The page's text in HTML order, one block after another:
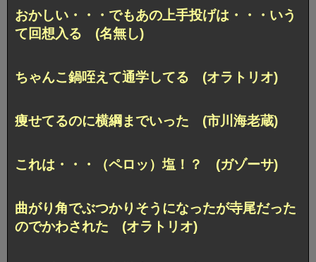
おかしい・・・でもあの上手投げは・・・いう
て回想入る (名無し)
ちゃんこ鍋咥えて通学してる (オラトリオ)
痩せてるのに横綱までいった (市川海老蔵)
これは・・・（ペロッ）塩！？ (ガゾーサ)
曲がり角でぶつかりそうになったが寺尾だった
のでかわされた (オラトリオ)